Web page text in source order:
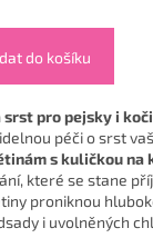
do košíku
pro pejsky i
péči o srst
s kuličkou na
které se stane
proniknou
i uvolněných